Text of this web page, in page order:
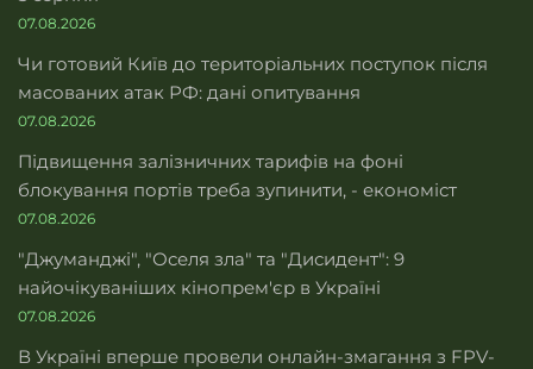
07.08.2026
Чи готовий Київ до територіальних поступок після
масованих атак РФ: дані опитування
07.08.2026
Підвищення залізничних тарифів на фоні
блокування портів треба зупинити, - економіст
07.08.2026
"Джуманджі", "Оселя зла" та "Дисидент": 9
найочікуваніших кінопрем'єр в Україні
07.08.2026
В Україні вперше провели онлайн-змагання з FPV-